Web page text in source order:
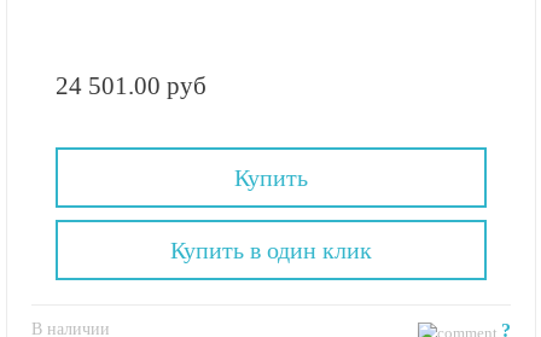
24 501.00 руб
Купить
В наличии ?
Купить в один клик